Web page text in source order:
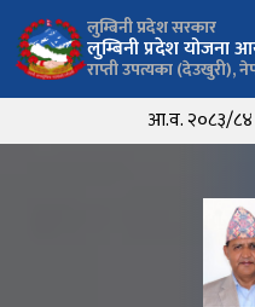
लुम्बिनी प्रदेश सरकार
लुम्बिनी प्रदेश योजना
राप्ती उपत्यका (देउखुरी),
आ.व. २०८३/८४ को लागि